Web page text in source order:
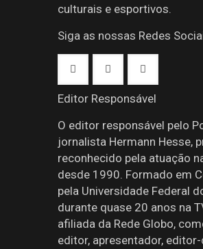
culturais e esportivos.
Siga as nossas Redes
Editor Responsável
O editor responsável pelo
jornalista Hermann Hesse,
reconhecido pela atuação
desde 1990. Formado em
pela Universidade Federal
durante quase 20 anos na
afiliada da Rede Globo,
editor, apresentador,